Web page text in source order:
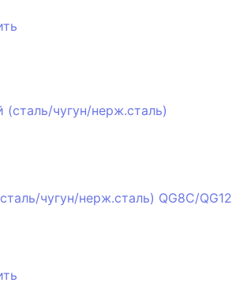
чугун/нерж.сталь) QG8C/